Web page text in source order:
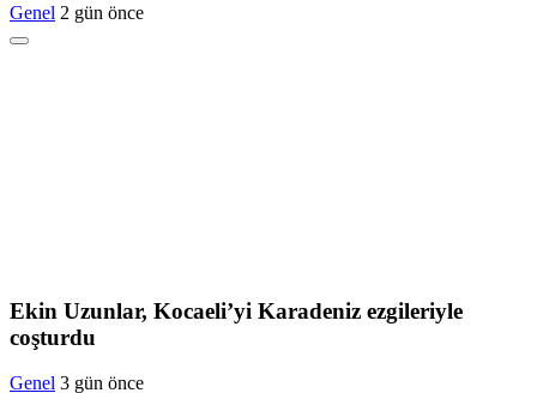
Genel 2 gün önce
Ekin Uzunlar, Kocaeli’yi Karadeniz ezgileriyle
coşturdu
Genel 3 gün önce